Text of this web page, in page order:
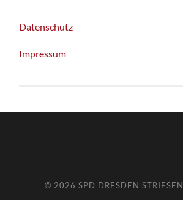
Datenschutz
Impressum
© 2026 SPD DRESDEN STRIESEN